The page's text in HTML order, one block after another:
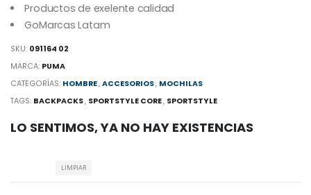
Productos de exelente calidad
GoMarcas Latam
SKU: 091164 02
MARCA: PUMA
CATEGORÍAS: HOMBRE,ACCESORIOS, MOCHILAS
TAGS: BACKPACKS, SPORTSTYLE CORE, SPORTSTYLE
LO SENTIMOS, YA NO HAY EXISTENCIAS
LIMPIAR